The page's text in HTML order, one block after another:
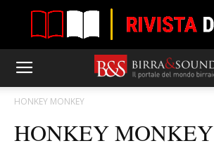
HONKEY MONKEY
HONKEY MONKEY